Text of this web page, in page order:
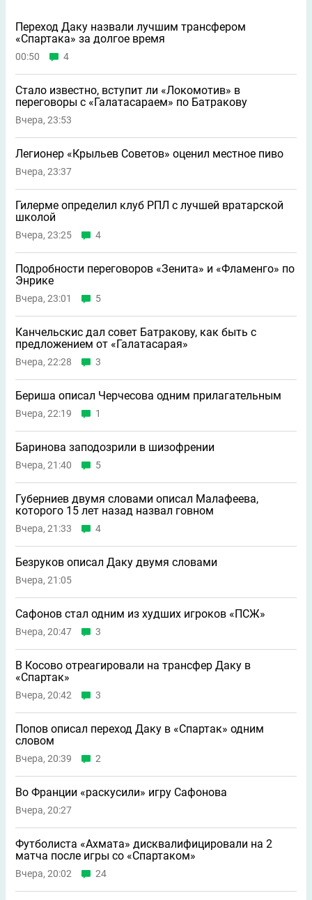
Переход Даку назвали лучшим трансфером
«Спартака» за долгое время
00:50 4
Стало известно, вступит ли «Локомотив» в
переговоры с «Галатасараем» по Батракову
Вчера, 23:53
Легионер «Крыльев Советов» оценил местное пиво
Вчера, 23:37
Гилерме определил клуб РПЛ с лучшей вратарской
школой
Вчера, 23:25 4
Подробности переговоров «Зенита» и «Фламенго» по
Энрике
Вчера, 23:01 5
Канчельскис дал совет Батракову, как быть с
предложением от «Галатасарая»
Вчера, 22:28 3
Бериша описал Черчесова одним прилагательным
Вчера, 22:19 1
Баринова заподозрили в шизофрении
Вчера, 21:40 5
Губерниев двумя словами описал Малафеева,
которого 15 лет назад назвал говном
Вчера, 21:33 4
Безруков описал Даку двумя словами
Вчера, 21:05
Сафонов стал одним из худших игроков «ПСЖ»
Вчера, 20:47 3
В Косово отреагировали на трансфер Даку в
«Спартак»
Вчера, 20:42 3
Попов описал переход Даку в «Спартак» одним
словом
Вчера, 20:39 2
Во Франции «раскусили» игру Сафонова
Вчера, 20:27
Футболиста «Ахмата» дисквалифицировали на 2
матча после игры со «Спартаком»
Вчера, 20:02 24